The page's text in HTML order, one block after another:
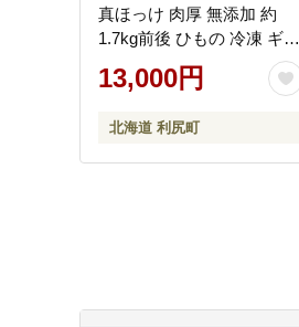
真ほっけ 肉厚 無添加 約
1.7kg前後 ひもの 冷凍 ギフ
ト 焼き魚 約10食分
[1060005]
13,000円
北海道 利尻町